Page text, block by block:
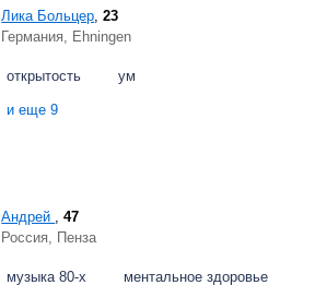
Лика Больцер,23
Германия, Ehningen
открытость ум
и еще 9
Андрей ,47
Россия, Пенза
музыка 80-х ментальное здоровье